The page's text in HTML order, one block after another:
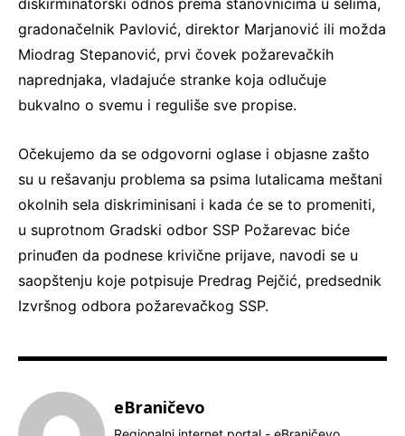
gradonačelnik Pavlović, direktor Marjanović ili možda
Miodrag Stepanović, prvi čovek požarevačkih
naprednjaka, vladajuće stranke koja odlučuje
bukvalno o svemu i reguliše sve propise.
Očekujemo da se odgovorni oglase i objasne zašto
su u rešavanju problema sa psima lutalicama meštani
okolnih sela diskriminisani i kada će se to promeniti,
u suprotnom Gradski odbor SSP Požarevac biće
prinuđen da podnese krivične prijave, navodi se u
saopštenju koje potpisuje Predrag Pejčić, predsednik
Izvršnog odbora požarevačkog SSP.
eBraničevo